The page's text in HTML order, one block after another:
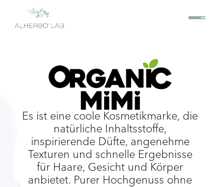
Es ist eine coole Kosmetikmarke, die
natürliche Inhaltsstoffe,
inspirierende Düfte, angenehme
Texturen und schnelle Ergebnisse
für Haare, Gesicht und Körper
anbietet. Purer Hochgenuss ohne